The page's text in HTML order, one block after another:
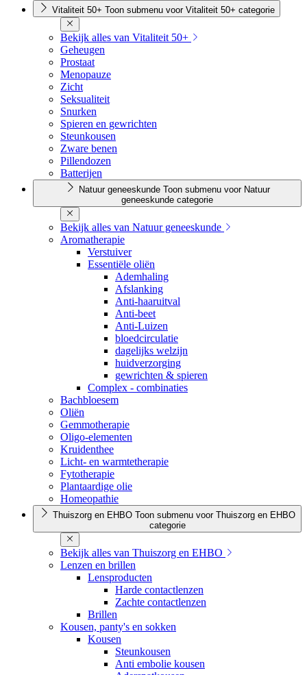
Vitaliteit 50+ Toon submenu voor Vitaliteit 50+ categorie
Bekijk alles van Vitaliteit 50+
Geheugen
Prostaat
Menopauze
Zicht
Seksualiteit
Snurken
Spieren en gewrichten
Steunkousen
Zware benen
Pillendozen
Batterijen
Natuur geneeskunde Toon submenu voor Natuur
geneeskunde categorie
Bekijk alles van Natuur geneeskunde
Aromatherapie
Verstuiver
Essentiële oliën
Ademhaling
Afslanking
Anti-haaruitval
Anti-beet
Anti-Luizen
bloedcirculatie
dagelijks welzijn
huidverzorging
gewrichten & spieren
Complex - combinaties
Bachbloesem
Oliën
Gemmotherapie
Oligo-elementen
Kruidenthee
Licht- en warmtetherapie
Fytotherapie
Plantaardige olie
Homeopathie
Thuiszorg en EHBO Toon submenu voor Thuiszorg en EHBO
categorie
Bekijk alles van Thuiszorg en EHBO
Lenzen en brillen
Lensproducten
Harde contactlenzen
Zachte contactlenzen
Brillen
Kousen, panty's en sokken
Kousen
Steunkousen
Anti embolie kousen